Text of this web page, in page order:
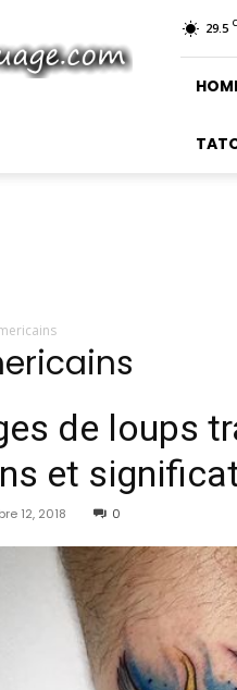
29.5 C
​​de loups
et
12, 2018 0